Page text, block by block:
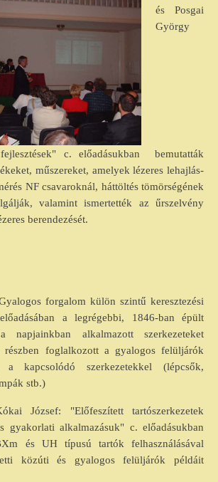
és Posgai
György
c. előadásukban bemutatták
műszereket, amelyek lézeres lehajlás-
NF csavaroknál, háttöltés tömörségének
valamint ismertették az űrszelvény
berendezését.
forgalom külön szintű keresztezési
a legrégebbi, 1846-ban épült
napjainkban alkalmazott szerkezeteket
foglalkozott a gyalogos felüljárók
a kapcsolódó szerkezetekkel (lépcsők,
stb.)
József: "Előfeszített tartószerkezetek
gyakorlati alkalmazásuk" c. előadásukban
és UH típusú tartók felhasználásával
közúti és gyalogos felüljárók példáit